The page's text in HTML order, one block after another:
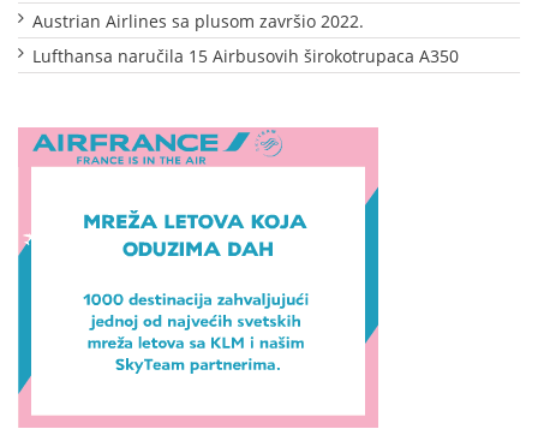
Austrian Airlines sa plusom završio 2022.
Lufthansa naručila 15 Airbusovih širokotrupaca A350